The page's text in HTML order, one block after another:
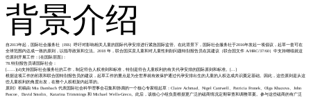
背景介绍
自2013年起，国际社会服务社（ISS）呼吁对影响相关儿童的国际代孕安排进行紧急国际监管。在此背景下，国际社会服务社于2016年发起一项倡议，起草一套可在
全球范围内达成一致的原则，以指导政策和立法。2018 年，联合国买卖儿童和对儿童性剥削问题特别报告员在其建议（联合国文件 A/HRC/37/60）中支持继续就这
些原则开展工作：[在国际层面]：
78.特别报告员请国际社会：
[......](d)支持国际社会服务社的工作，制定符合人权准则和标准，特别是符合儿童权利的有关代孕安排的国际原则和标准。[...]
根据这项工作的初衷和联合国特别报告员的建议，起草工作的重点是为全世界就有效保护通过代孕安排出生的儿童的人权达成共识奠定基础。因此，这些原则是从这
些儿童权利的角度出发，在整个人权框架内起草的。
原则》初稿由 Mia Dambach 代表国际社会科学理事会召集和协调的一个核心专家组起草：Claire Achmad、Nigel Cantwell、Patricia Fronek、Olga Khazova、John
Pascoe、David Smolin、Katarina Trimmings 和 Michael Wells-Greco。此后，该核心小组负责根据更广泛的磋商情况定期审查和调整草案。参与这些磋商的有广泛